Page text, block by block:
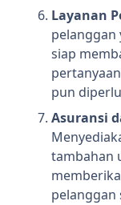
Layanan
pelanggan
siap
pun
Asuransi
tambahan
pelanggan